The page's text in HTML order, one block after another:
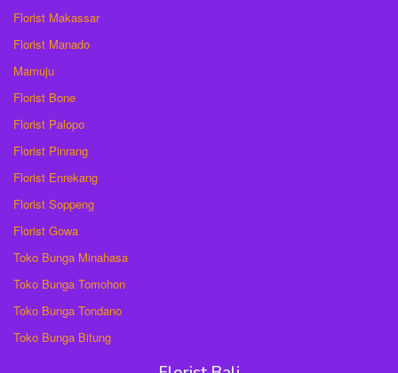
Florist Makassar
Florist Manado
Mamuju
Florist Bone
Florist Palopo
Florist Pinrang
Florist Enrekang
Florist Soppeng
Florist Gowa
Toko Bunga Minahasa
Toko Bunga Tomohon
Toko Bunga Tondano
Toko Bunga Bitung